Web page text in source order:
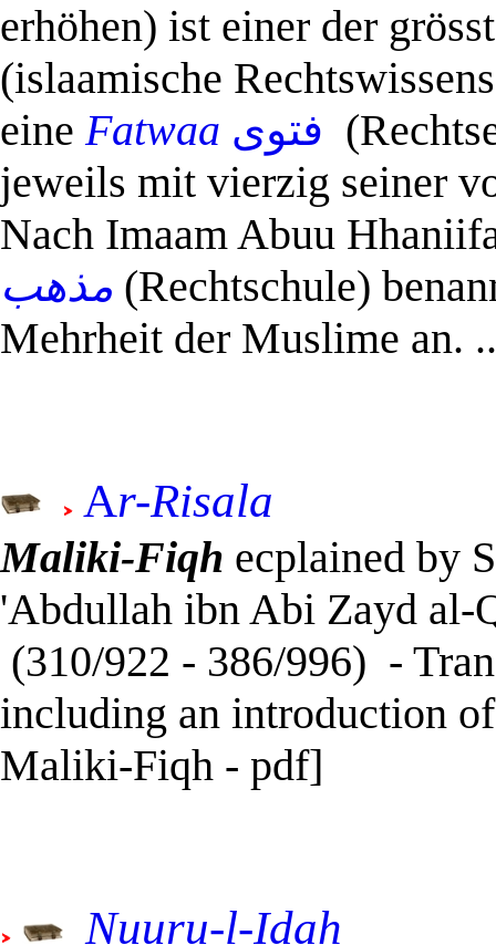
erhöhen) ist einer der
(islaamische
eineFatwaa
jeweils mit vierzig seiner
Nach Imaam Abuu
مذهب (Rechtschule)
Mehrheit der Muslime an.
Ar-Risala
Maliki-Fiqh ecplained by
'Abdullah ibn Abi Zayd al-
(310/922 - 386/996) -
including an introduction
Maliki-Fiqh - pdf]
Nuuru-l-Idah